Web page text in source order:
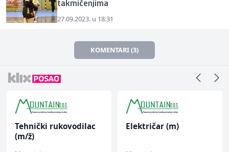
takmičenjima
27.09.2023. u 18:31
KOMENTARI (3)
Tehnički rukovodilac
(m/ž)
Električar (m)